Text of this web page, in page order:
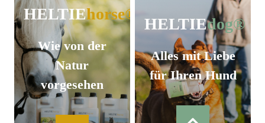
HELTIEhorse®
Wie von der
Natur
vorgesehen
HELTIEdog®
Alles mit Liebe
für Ihren Hund